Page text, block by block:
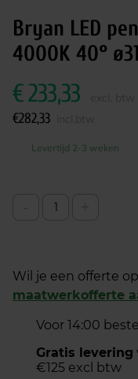
Bryan LED
4000K 40°
€233,33
€282,33
Levertijd 2-3 weken
Wil je een offerte
maatwerkofferte
Voor 14:00
Gratis levering
€125 excl btw